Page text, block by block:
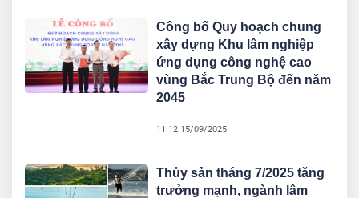
Công bố Quy hoạch chung
xây dựng Khu lâm nghiệp
ứng dụng công nghệ cao
vùng Bắc Trung Bộ đến năm
2045
11:12 15/09/2025
Thủy sản tháng 7/2025 tăng
trưởng mạnh, ngành lâm